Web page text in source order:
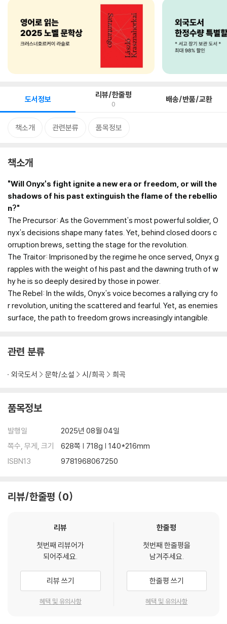
도서정보 리뷰/한줄평
0 배송/반품/교환
책소개 관련분류 품목정보
책소개
"Will Onyx's fight ignite a new era or freedom, or will the
shadows of his past extinguish the flame of the rebellio
n?"
The Precursor: As the Government's most powerful soldier, O
nyx's decisions shape many fates. Yet, behind closed doors c
orruption brews, setting the stage for the revolution.
The Traitor: Imprisoned by the regime he once served, Onyx g
rapples with the weight of his past and the dawning truth of w
hy he is so deeply desired by those in power.
The Rebel: In the wilds, Onyx's voice becomes a rallying cry fo
r revolution, uniting the scattered and fearful. Yet, as enemies
surface, the path to freedom grows increasingly intangible.
관련 분류
외국도서 문학/소설 시/희곡 희곡
품목정보
발행일
2025년 08월 04일
쪽수, 무게, 크기
628쪽 | 718g | 140*216mm
ISBN13
9781968067250
리뷰/한줄평 0
리뷰
첫번째 리뷰어가
되어주세요.
리뷰 쓰기
혜택 및 유의사항
한줄평
첫번째 한줄평을
남겨주세요.
한줄평 쓰기
혜택 및 유의사항